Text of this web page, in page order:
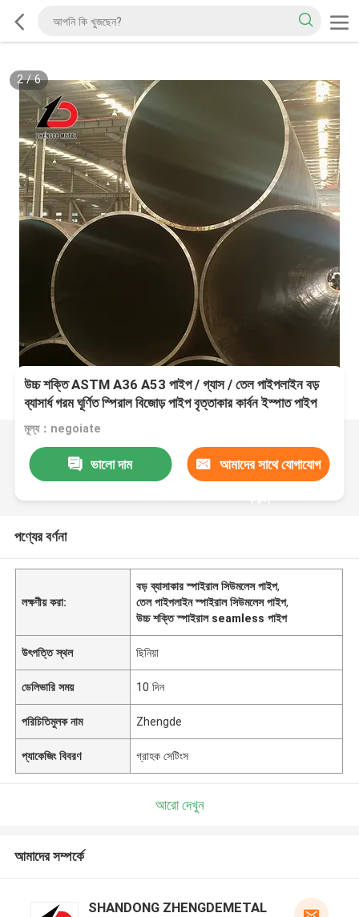
2/6
উচ্চ শক্তি ASTM A36 A53 পাইপ / গ্যাস / তেল পাইপলাইন বড়
ব্যাসার্ধ গরম ঘূর্ণিত স্পিরাল বিজোড় পাইপ বৃত্তাকার কার্বন ইস্পাত পাইপ
টিউব মূল্য
মূল্য：negoiate
ভালো দাম আমাদের সাথে যোগাযোগ
করুন
পণ্যের বর্ণনা
লক্ষণীয় করা:
বড় ব্যাসাকার স্পাইরাল সিউমলেস পাইপ,
তেল পাইপলাইন স্পাইরাল সিউমলেস পাইপ,
উচ্চ শক্তি স্পাইরাল seamless পাইপ
উৎপত্তি স্থল ছিনিয়া
ডেলিভারি সময় 10 দিন
পরিচিতিমুলক নাম Zhengde
প্যাকেজিং বিবরণ গ্রাহক সেটিংস
আরো দেখুন
আমাদের সম্পর্কে
SHANDONG ZHENGDEMETAL